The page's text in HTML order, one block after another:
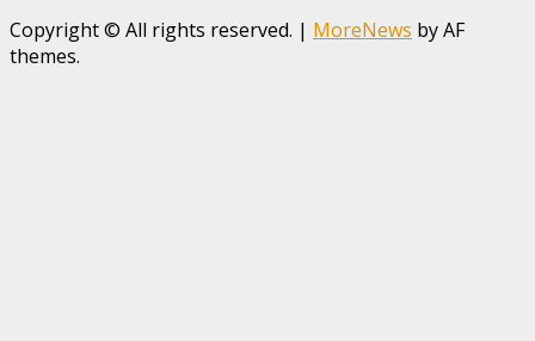
Copyright © All rights reserved. | MoreNews by AF
themes.